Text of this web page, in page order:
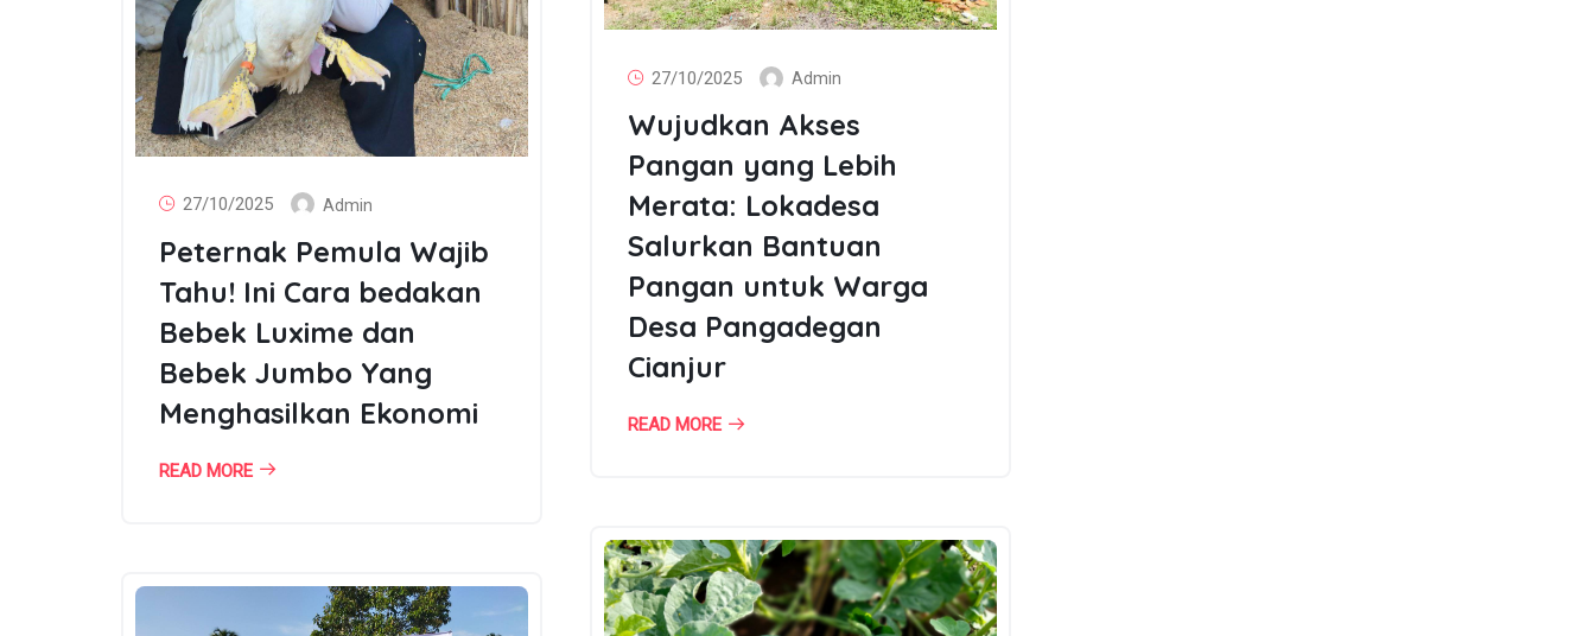
27/10/2025 Admin
Peternak Pemula Wajib
Tahu! Ini Cara bedakan
Bebek Luxime dan
Bebek Jumbo Yang
Menghasilkan Ekonomi
READ MORE
27/10/2025 Admin
Wujudkan Akses
Pangan yang Lebih
Merata: Lokadesa
Salurkan Bantuan
Pangan untuk Warga
Desa Pangadegan
Cianjur
READ MORE